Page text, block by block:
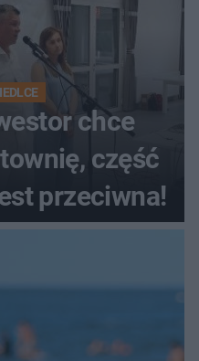
chce
część
przeciwna!